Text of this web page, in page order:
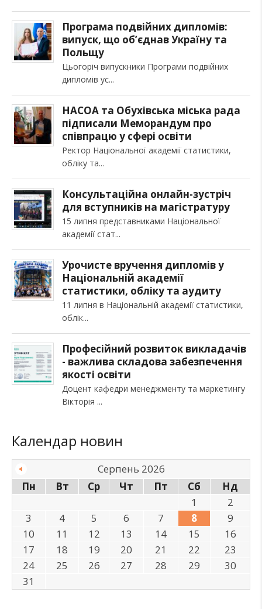
Програма подвійних дипломів:
випуск, що об’єднав Україну та
Польщу
Цьогоріч випускники Програми подвійних
дипломів ус
НАСОА та Обухівська міська рада
підписали Меморандум про
співпрацю у сфері освіти
Ректор Національної академії статистики,
обліку та
Консультаційна онлайн-зустріч
для вступників на магістратуру
15 липня представниками Національної
академії стат
Урочисте вручення дипломів у
Національній академії
статистики, обліку та аудиту
11 липня в Національній академії статистики,
облік
Професійний розвиток викладачів
- важлива складова забезпечення
якості освіти
Доцент кафедри менеджменту та маркетингу
Вікторія
Календар новин
Серпень 2026
Пн
Вт Ср Чт Пт Сб
Нд
1
2
3
4 5 6 7 8
9
10
11 12 13 14 15
16
17
18 19 20 21 22
23
24
25 26 27 28 29
30
31